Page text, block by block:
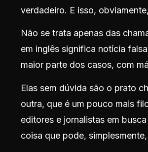
verdadeiro. E isso,
Não se trata apenas das
em inglês significa notícia
maior parte dos casos, com
Elas sem dúvida são o prato
outra, que é um pouco mais
editores e jornalistas em
coisa que pode,